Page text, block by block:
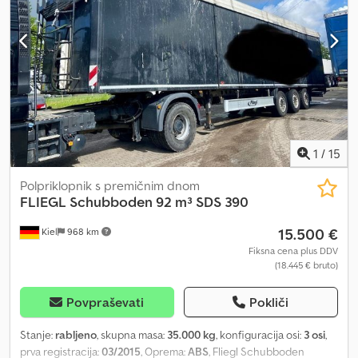
1 / 15
Kiel 968 km
Polpriklopnik s premičnim dnom
FLIEGL Schubboden 92 m³ SDS 390
15.500 €
Fiksna cena plus DDV
(18.445 € bruto)
Povpraševati Pokliči
Stanje: rabljeno, skupna masa: 35.000 kg, konfiguracija osi: 3 osi,
prva registracija:03/2015, Oprema:ABS, Fliegl Schubboden